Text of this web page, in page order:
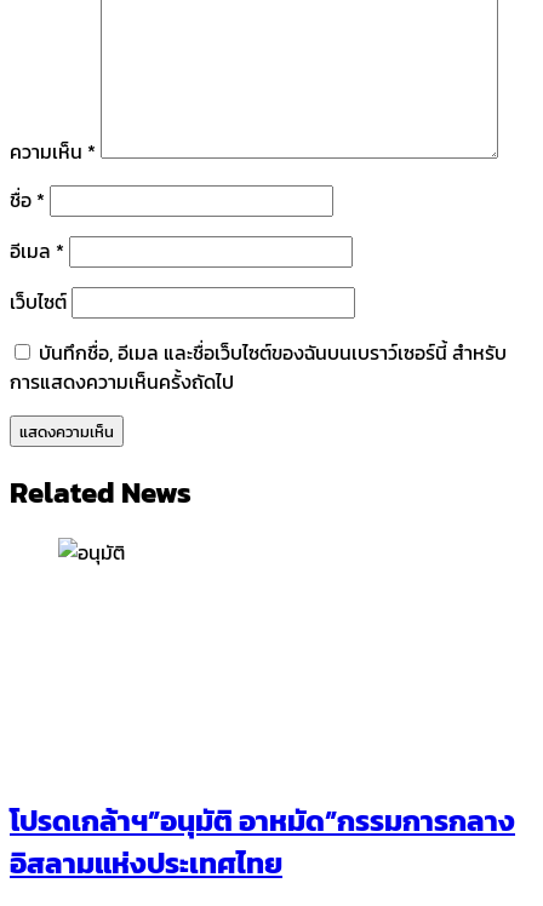
ความเห็น *
ชื่อ *
อีเมล *
เว็บไซต์
บันทึกชื่อ, อีเมล และชื่อเว็บไซต์ของฉันบนเบราว์เซอร์นี้ สำหรับ
การแสดงความเห็นครั้งถัดไป
Related News
โปรดเกล้าฯ”อนุมัติ อาหมัด”กรรมการกลาง
อิสลามแห่งประเทศไทย